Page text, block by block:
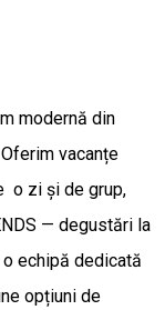
modernă din
vacanțe
o zi și de grup,
— degustări la
echipă dedicată
opțiuni de